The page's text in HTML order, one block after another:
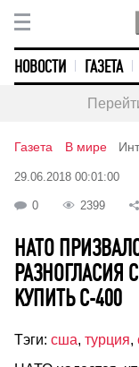
НОВОСТИ ГАЗЕТА
Газета В мире
29.06.2018 00:01:00
0 2399
НАТО
РАЗНОГЛАСИЯ
КУПИТЬ С-400
Тэги: сша, турция,